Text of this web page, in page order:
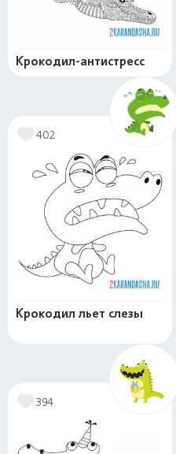
Крокодил-антистресс
402
Крокодил льет слезы
394